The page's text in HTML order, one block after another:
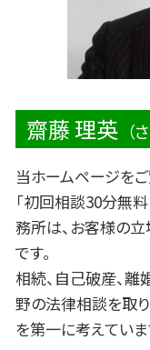
労働問題 相
齋藤 理英 （
当ホームページを
「初回相談30分無
務所は、お客様の
です。
相続、自己破産、
野の法律相談を取
を第一に考えていま